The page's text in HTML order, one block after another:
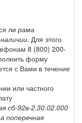
ли рама
. Для этого
8 (800) 200-
форму
с Вами в течение
или частного
сб-92в-2.30.02.000
поперечная